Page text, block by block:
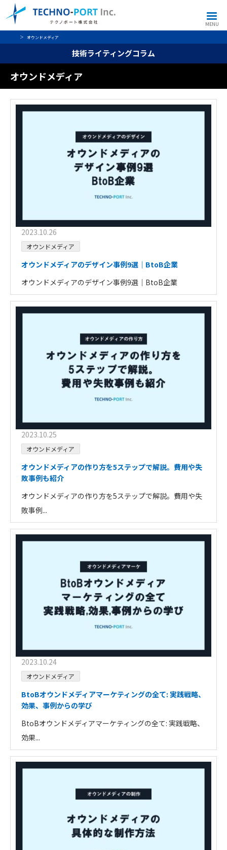
MENU
技術ライティングコラム
オウンドメディア
オウンドメディア
2023.10.26
オウンドメディア
オウンドメディアのデザイン事例9選｜BtoB企業
オウンドメディアのデザイン事例9選｜BtoB企業
2023.10.25
オウンドメディア
オウンドメディアの作り方を5ステップで解説。費用や失
敗事例も紹介
オウンドメディアの作り方を5ステップで解説。費用や失
敗事例...
2023.10.24
オウンドメディア
BtoBオウンドメディアマーケティングの全て: 実践戦略、
効果、事例からの学び
BtoBオウンドメディアマーケティングの全て: 実践戦略、
効果...